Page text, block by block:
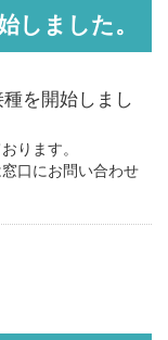
しました。
を開始しまし
ります。
口にお問い合わせ